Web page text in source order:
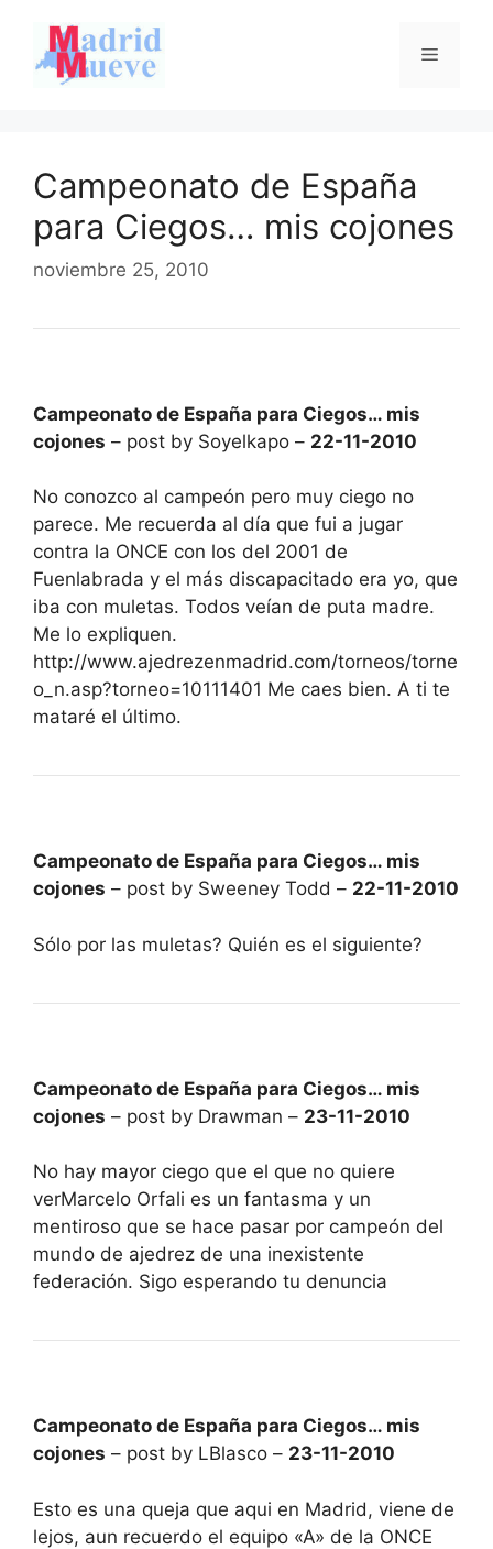
contenido
Menú
Campeonato de España
para Ciegos… mis cojones
noviembre 25, 2010
Campeonato de España para Ciegos… mis
cojones – post by Soyelkapo – 22-11-2010
No conozco al campeón pero muy ciego no
parece. Me recuerda al día que fui a jugar
contra la ONCE con los del 2001 de
Fuenlabrada y el más discapacitado era yo, que
iba con muletas. Todos veían de puta madre.
Me lo expliquen.
http://www.ajedrezenmadrid.com/torneos/torne
o_n.asp?torneo=10111401 Me caes bien. A ti te
mataré el último.
Campeonato de España para Ciegos… mis
cojones – post by Sweeney Todd – 22-11-2010
Sólo por las muletas? Quién es el siguiente?
Campeonato de España para Ciegos… mis
cojones – post by Drawman – 23-11-2010
No hay mayor ciego que el que no quiere
verMarcelo Orfali es un fantasma y un
mentiroso que se hace pasar por campeón del
mundo de ajedrez de una inexistente
federación. Sigo esperando tu denuncia
Campeonato de España para Ciegos… mis
cojones – post by LBlasco – 23-11-2010
Esto es una queja que aqui en Madrid, viene de
lejos, aun recuerdo el equipo «A» de la ONCE